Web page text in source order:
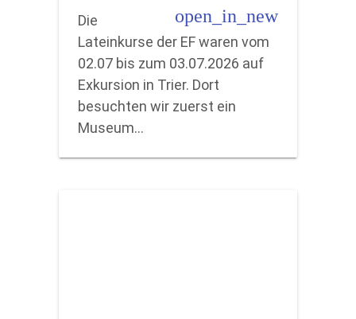
open_in_new
Die
Lateinkurse der EF waren vom
02.07 bis zum 03.07.2026 auf
Exkursion in Trier. Dort
besuchten wir zuerst ein
Museum…